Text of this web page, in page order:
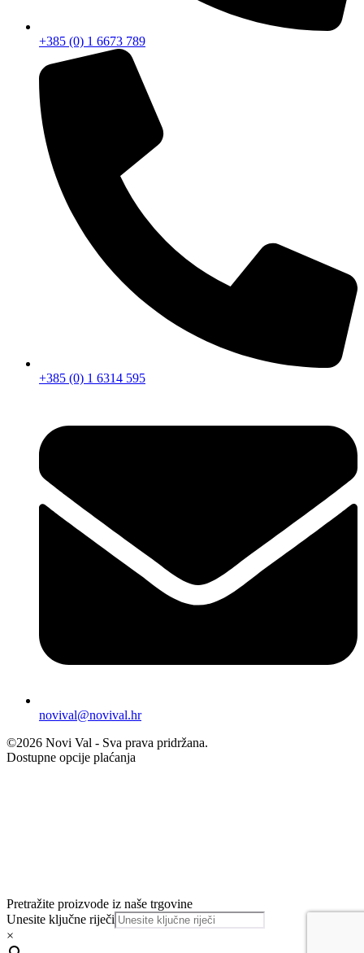
+385 (0) 1 6673 789
+385 (0) 1 6314 595
novival@novival.hr
©2026 Novi Val - Sva prava pridržana.
Dostupne opcije plaćanja
Pretražite proizvode iz naše trgovine
Unesite ključne riječi
×